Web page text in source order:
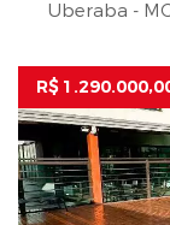
Uberaba -
R$